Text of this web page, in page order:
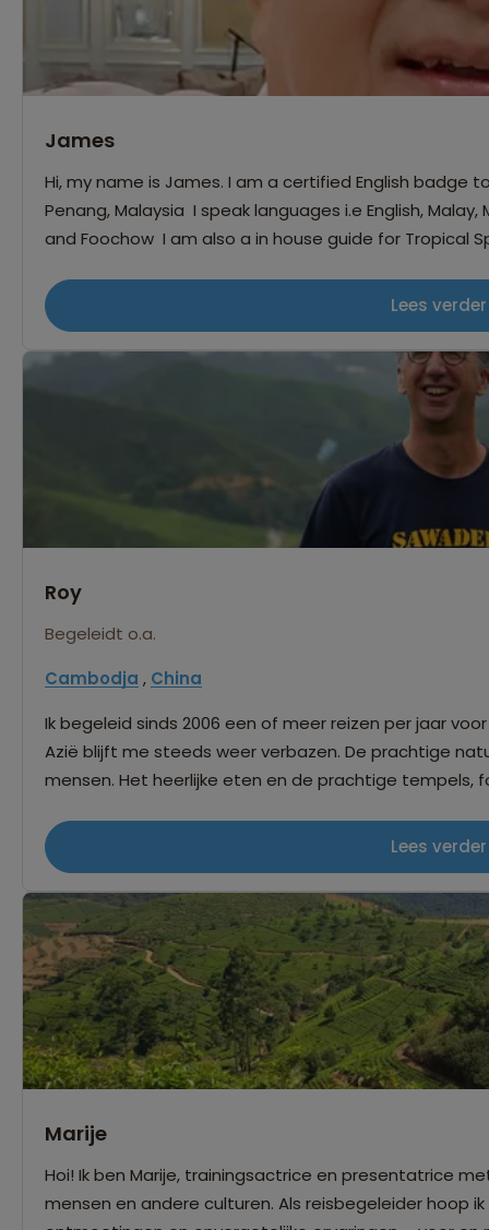
organiseren, maar ga ook gerust je eigen gang als
het land ervaren. Wellicht tot gauw ergens in Azië,
James
Hi, my name is James. I am a certified English badge
Penang, Malaysia I speak languages i.e English,
and Foochow I am also a in house guide for Tropical
from heritage tour/walk. Being a Malaysian & a
meet and make friends with people from different
extend but I also learn from the guests in return of
caring and passionate individual, I am proud to
guests whether it is our rich culture, heritage or
Lees verder
Roy
Begeleidt o.a.
Cambodja , China
Ik begeleid sinds 2006 een of meer reizen per jaar
Azië blijft me steeds weer verbazen. De prachtige
mensen. Het heerlijke eten en de prachtige tempels,
ontdekken of beleven. Daarom kijk ik steeds weer uit
Lees verder
Marije
Hoi! Ik ben Marije, trainingsactrice en presentatrice
mensen en andere culturen. Als reisbegeleider hoop